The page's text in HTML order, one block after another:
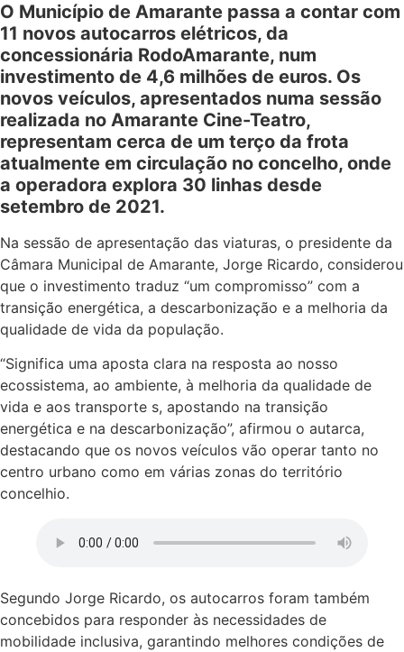
O Município de Amarante passa a contar com
11 novos autocarros elétricos, da
concessionária RodoAmarante, num
investimento de 4,6 milhões de euros. Os
novos veículos, apresentados numa sessão
realizada no Amarante Cine-Teatro,
representam cerca de um terço da frota
atualmente em circulação no concelho, onde
a operadora explora 30 linhas desde
setembro de 2021.
Na sessão de apresentação das viaturas, o presidente da
Câmara Municipal de Amarante, Jorge Ricardo, considerou
que o investimento traduz “um compromisso” com a
transição energética, a descarbonização e a melhoria da
qualidade de vida da população.
“Significa uma aposta clara na resposta ao nosso
ecossistema, ao ambiente, à melhoria da qualidade de
vida e aos transporte s, apostando na transição
energética e na descarbonização”, afirmou o autarca,
destacando que os novos veículos vão operar tanto no
centro urbano como em várias zonas do território
concelhio.
Segundo Jorge Ricardo, os autocarros foram também
concebidos para responder às necessidades de
mobilidade inclusiva, garantindo melhores condições de